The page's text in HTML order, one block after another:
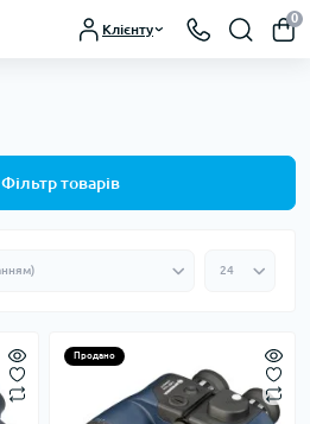
Клієнту
0
Фільтр товарів
Продано